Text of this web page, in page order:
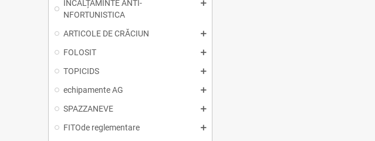
ÎNCĂLȚĂMINTE ANTI-
NFORTUNISTICA
ARTICOLE DE CRĂCIUN
FOLOSIT
TOPICIDS
echipamente AG
SPAZZANEVE
FITOde reglementare